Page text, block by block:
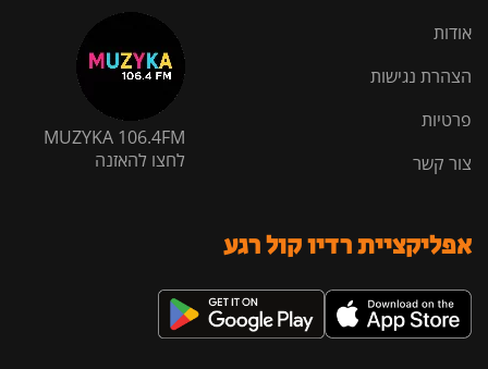
אודות
הצהרת נגישות
פרטיות
צור קשר
MUZYKA 106.4FM
לחצו להאזנה
אפליקציית רדיו קול רגע